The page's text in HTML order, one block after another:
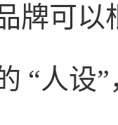
牌可
“人设